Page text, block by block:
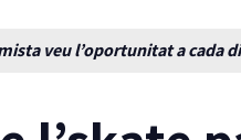
veu l’oportunitat a cada